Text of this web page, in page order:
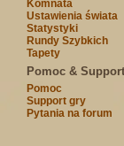
Komnata
Ustawienia świata
Statystyki
Rundy Szybkich
Tapety
Pomoc & Support
Pomoc
Support gry
Pytania na forum